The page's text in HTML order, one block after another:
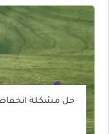
حل مشكلة انخفاض